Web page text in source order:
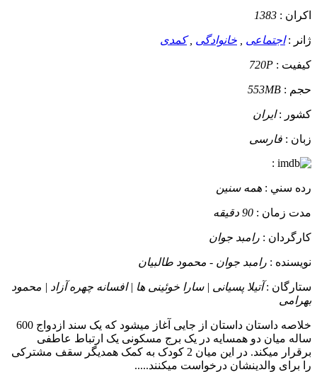
اکران : 1383
ژانر :اجتماعی خانوادگی ,کمدی
کيفيت : 720P
حجم : 553MB
کشور :ایران
زبان : فارسی
:
رده سني : همه سنین
مدت زمان : 90 دقیقه
کارگردان : رامبد جوان
نويسنده : رامبد جوان - محمود طالبیان
ستارگان :آتیلا پسیانی | سارا خوئینی ها | افسانه چهره آزاد | محمود
بهرامی
خلاصه داستان
داستان از جایی آغاز میشود که یک سند ازدواج 600
ساله میان دو همسایه در یک برج مسکونی یک ارتباط عاطفی
برقرار میکند. در این میان 2 کودک به کمک همدیگر سقف مشترکی
را برای والدینشان درخواست میکنند.....